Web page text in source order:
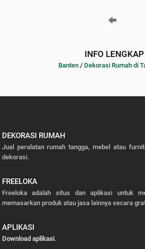
INFO LENGKAP
Banten/ Dekorasi Rumah di
DEKORASI RUMAH
Jual peralatan rumah tangga, mebel atau
dekorasi.
FREELOKA
Freeloka adalah situs dan aplikasi untuk
memasarkan produk atau jasa lainnya secara
APLIKASI
Download aplikasi.